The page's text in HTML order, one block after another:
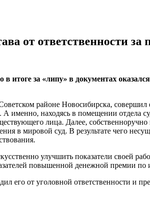
от ответственности за
за «липу» в документах
районе Новосибирска, совершил
находясь в помещении отдела
лица. Далее,
в мировой суд. В результате чего
улучшить показатели своей
повышенной денежной премии по
его от уголовной ответственности и